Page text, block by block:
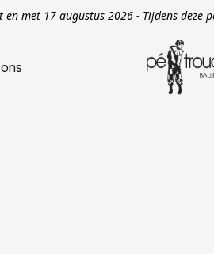
met 17 augustus 2026 - Tijdens deze